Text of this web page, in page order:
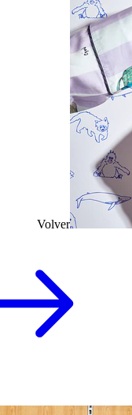
Volver